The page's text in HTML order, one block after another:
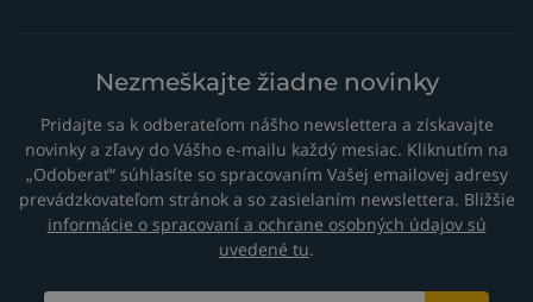
Nezmeškajte žiadne novinky
Pridajte sa k odberateľom nášho newslettera a získavajte
novinky a zľavy do Vášho e-mailu každý mesiac. Kliknutím na
„Odoberať“ súhlasíte so spracovaním Vašej emailovej adresy
prevádzkovateľom stránok a so zasielaním newslettera. Bližšie
informácie o spracovaní a ochrane osobných údajov sú
uvedené tu.